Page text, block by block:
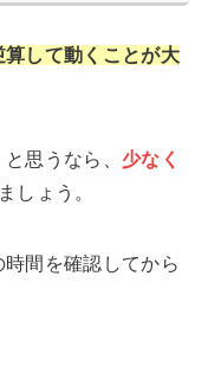
して動くことが大
思うなら、 少なく
しょう。
間を確認してから